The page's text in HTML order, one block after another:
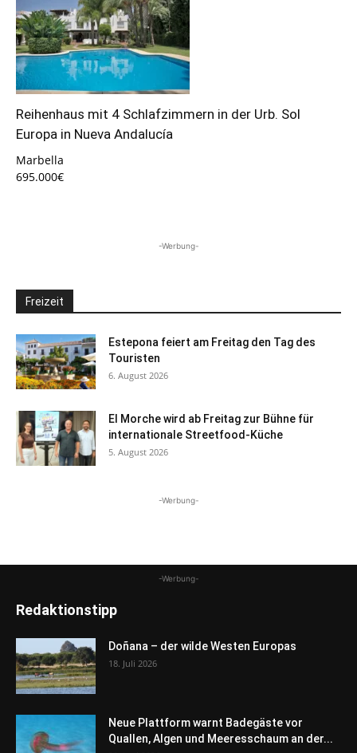
Reihenhaus mit 4 Schlafzimmern in der Urb. Sol
Europa in Nueva Andalucía
Marbella
695.000€
-Werbung-
Freizeit
Estepona feiert am Freitag den Tag des
Touristen
6. August 2026
El Morche wird ab Freitag zur Bühne für
internationale Streetfood-Küche
5. August 2026
-Werbung-
-Werbung-
Redaktionstipp
Doñana – der wilde Westen Europas
18. Juli 2026
Neue Plattform warnt Badegäste vor
Quallen, Algen und Meeresschaum an der...